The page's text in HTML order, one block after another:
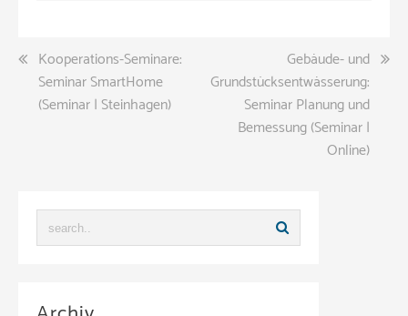
Beitragsnavigation
Kooperations-Seminare:
Seminar SmartHome
(Seminar | Steinhagen)
Gebäude- und
Grundstücksentwässerung:
Seminar Planung und
Bemessung (Seminar |
Online)